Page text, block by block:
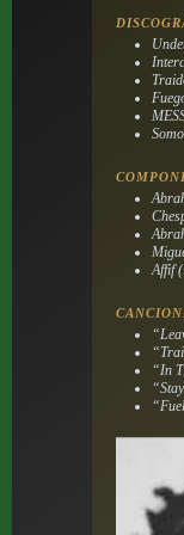
Affif
“In